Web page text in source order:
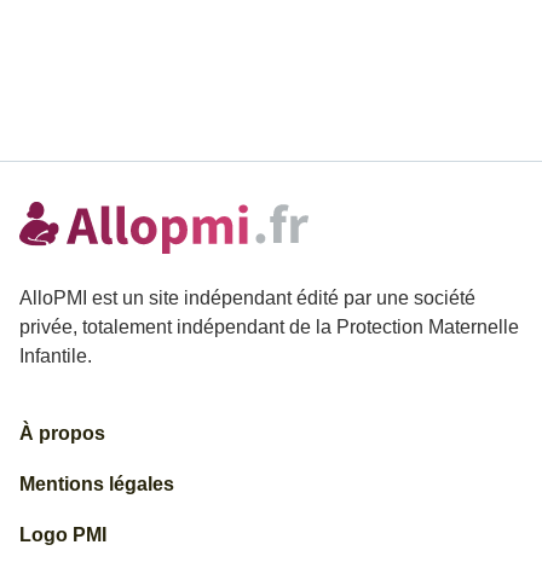
AlloPMI est un site indépendant édité par une société
privée, totalement indépendant de la Protection Maternelle
Infantile.
À propos
Mentions légales
Logo PMI